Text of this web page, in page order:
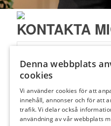
KONTAKTA
Denna webbplats
cookies
Vi använder cookies för att
innehåll, annonser och för att
trafik. Vi delar också
användning av vår webbplats